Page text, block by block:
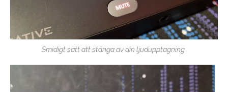
Smidigt sätt att stänga av din ljudupptagning.